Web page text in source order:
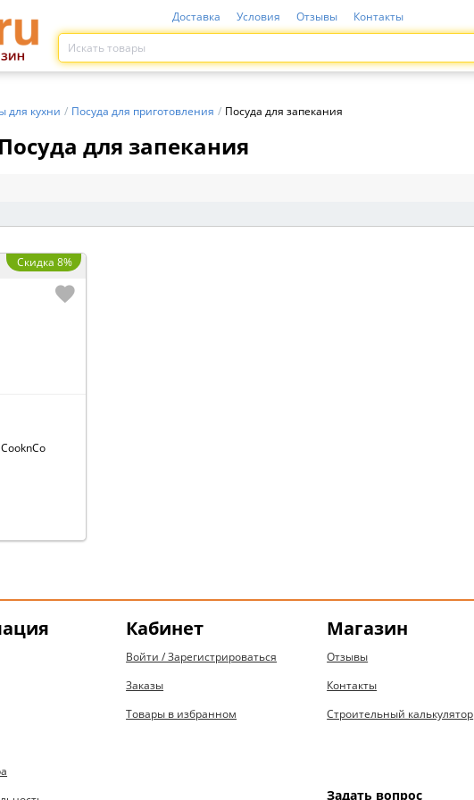
Доставка Условия Отзывы Контакты
для кухни / Посуда для приготовления / Посуда для запекания
Посуда для запекания
Скидка 8%
Кабинет
Войти / Зарегистрироваться
Заказы
Товары в избранном
Магазин
Отзывы
Контакты
Строительный калькулятор
Задать вопрос